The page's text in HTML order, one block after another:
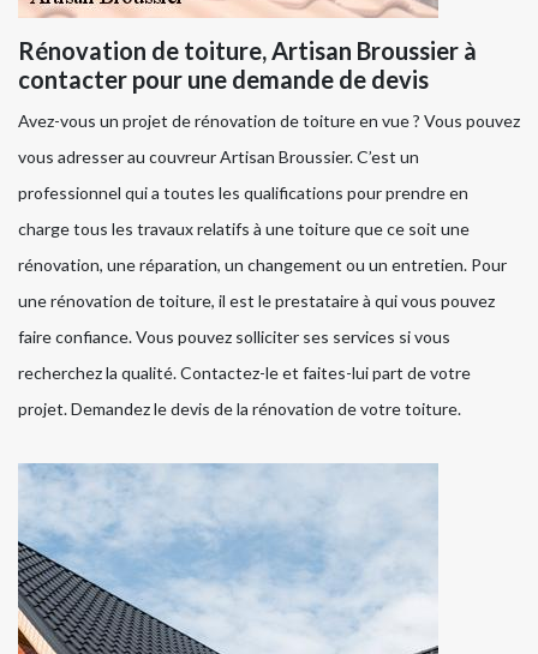
Rénovation de toiture, Artisan Broussier à
contacter pour une demande de devis
Avez-vous un projet de rénovation de toiture en vue ? Vous pouvez
vous adresser au couvreur Artisan Broussier. C’est un
professionnel qui a toutes les qualifications pour prendre en
charge tous les travaux relatifs à une toiture que ce soit une
rénovation, une réparation, un changement ou un entretien. Pour
une rénovation de toiture, il est le prestataire à qui vous pouvez
faire confiance. Vous pouvez solliciter ses services si vous
recherchez la qualité. Contactez-le et faites-lui part de votre
projet. Demandez le devis de la rénovation de votre toiture.